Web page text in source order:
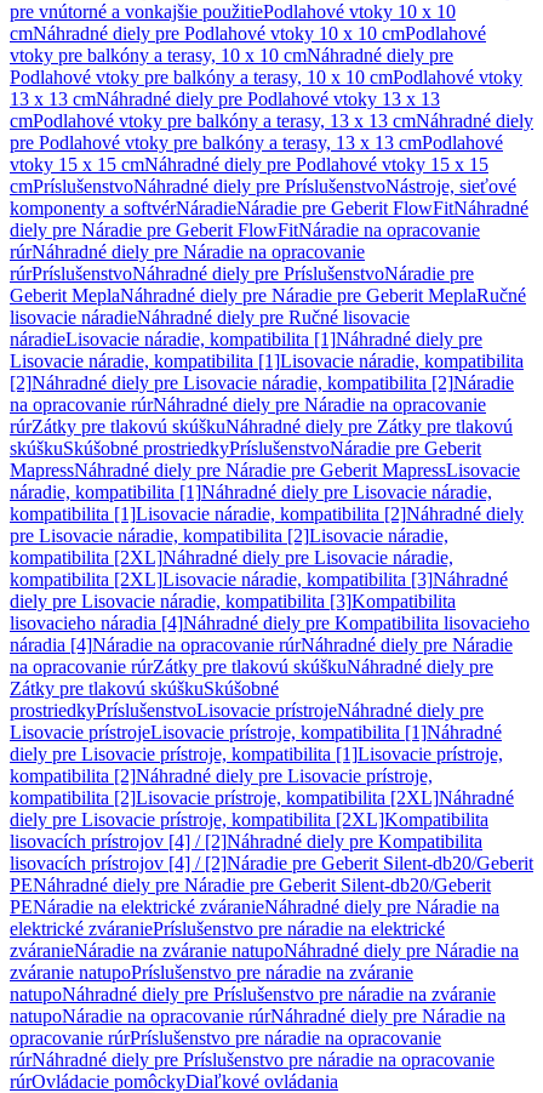
pre vnútorné a vonkajšie použitiePodlahové vtoky 10 x 10
cmNáhradné diely pre Podlahové vtoky 10 x 10 cmPodlahové
vtoky pre balkóny a terasy, 10 x 10 cmNáhradné diely pre
Podlahové vtoky pre balkóny a terasy, 10 x 10 cmPodlahové vtoky
13 x 13 cmNáhradné diely pre Podlahové vtoky 13 x 13
cmPodlahové vtoky pre balkóny a terasy, 13 x 13 cmNáhradné diely
pre Podlahové vtoky pre balkóny a terasy, 13 x 13 cmPodlahové
vtoky 15 x 15 cmNáhradné diely pre Podlahové vtoky 15 x 15
cmPríslušenstvoNáhradné diely pre PríslušenstvoNástroje, sieťové
komponenty a softvérNáradieNáradie pre Geberit FlowFitNáhradné
diely pre Náradie pre Geberit FlowFitNáradie na opracovanie
rúrNáhradné diely pre Náradie na opracovanie
rúrPríslušenstvoNáhradné diely pre PríslušenstvoNáradie pre
Geberit MeplaNáhradné diely pre Náradie pre Geberit MeplaRučné
lisovacie náradieNáhradné diely pre Ručné lisovacie
náradieLisovacie náradie, kompatibilita [1]Náhradné diely pre
Lisovacie náradie, kompatibilita [1]Lisovacie náradie, kompatibilita
[2]Náhradné diely pre Lisovacie náradie, kompatibilita [2]Náradie
na opracovanie rúrNáhradné diely pre Náradie na opracovanie
rúrZátky pre tlakovú skúškuNáhradné diely pre Zátky pre tlakovú
skúškuSkúšobné prostriedkyPríslušenstvoNáradie pre Geberit
MapressNáhradné diely pre Náradie pre Geberit MapressLisovacie
náradie, kompatibilita [1]Náhradné diely pre Lisovacie náradie,
kompatibilita [1]Lisovacie náradie, kompatibilita [2]Náhradné diely
pre Lisovacie náradie, kompatibilita [2]Lisovacie náradie,
kompatibilita [2XL]Náhradné diely pre Lisovacie náradie,
kompatibilita [2XL]Lisovacie náradie, kompatibilita [3]Náhradné
diely pre Lisovacie náradie, kompatibilita [3]Kompatibilita
lisovacieho náradia [4]Náhradné diely pre Kompatibilita lisovacieho
náradia [4]Náradie na opracovanie rúrNáhradné diely pre Náradie
na opracovanie rúrZátky pre tlakovú skúškuNáhradné diely pre
Zátky pre tlakovú skúškuSkúšobné
prostriedkyPríslušenstvoLisovacie prístrojeNáhradné diely pre
Lisovacie prístrojeLisovacie prístroje, kompatibilita [1]Náhradné
diely pre Lisovacie prístroje, kompatibilita [1]Lisovacie prístroje,
kompatibilita [2]Náhradné diely pre Lisovacie prístroje,
kompatibilita [2]Lisovacie prístroje, kompatibilita [2XL]Náhradné
diely pre Lisovacie prístroje, kompatibilita [2XL]Kompatibilita
lisovacích prístrojov [4] / [2]Náhradné diely pre Kompatibilita
lisovacích prístrojov [4] / [2]Náradie pre Geberit Silent-db20/Geberit
PENáhradné diely pre Náradie pre Geberit Silent-db20/Geberit
PENáradie na elektrické zváranieNáhradné diely pre Náradie na
elektrické zváraniePríslušenstvo pre náradie na elektrické
zváranieNáradie na zváranie natupoNáhradné diely pre Náradie na
zváranie natupoPríslušenstvo pre náradie na zváranie
natupoNáhradné diely pre Príslušenstvo pre náradie na zváranie
natupoNáradie na opracovanie rúrNáhradné diely pre Náradie na
opracovanie rúrPríslušenstvo pre náradie na opracovanie
rúrNáhradné diely pre Príslušenstvo pre náradie na opracovanie
rúrOvládacie pomôckyDiaľkové ovládania